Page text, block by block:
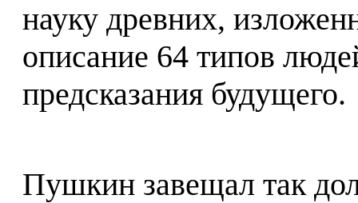
науку древних,
описание 64 типов
предсказания будущего.
Пушкин завещал так